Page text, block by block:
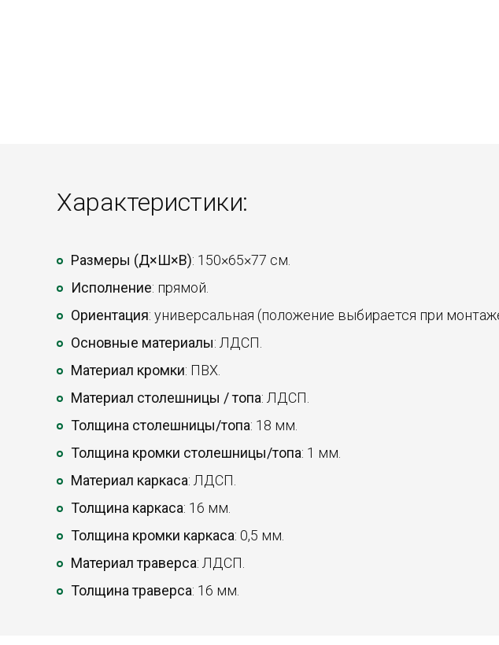
Характеристики:
Размеры (Д×Ш×В): 150×65×77 см.
Исполнение: прямой.
Ориентация: универсальная (положение выбирается при
Основные материалы: ЛДСП.
Материал кромки: ПВХ.
Материал столешницы / топа: ЛДСП.
Толщина столешницы/топа: 18 мм.
Толщина кромки столешницы/топа: 1 мм.
Материал каркаса: ЛДСП.
Толщина каркаса: 16 мм.
Толщина кромки каркаса: 0,5 мм.
Материал траверса: ЛДСП.
Толщина траверса: 16 мм.